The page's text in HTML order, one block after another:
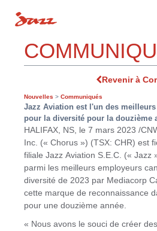
Revenir à
Nouvelles > Communiqués
Jazz Aviation est l'un des
pour la diversité pour la douzième
HALIFAX, NS le 7 mars 2023 /
Inc. (« Chorus ») (TSX: CHR) est
filiale Jazz Aviation S.E.C. (« Jazz
parmi les meilleurs employeurs
diversité de 2023 par Mediacorp
cette marque de reconnaissance
pour une douzième année.
« Nous avons le souci de créer